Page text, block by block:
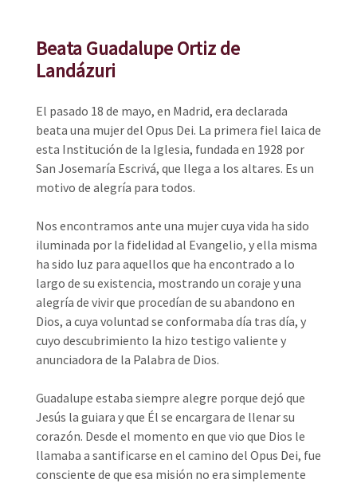
Beata Guadalupe Ortiz de
Landázuri
El pasado 18 de mayo, en Madrid, era declarada
beata una mujer del Opus Dei. La primera fiel laica de
esta Institución de la Iglesia, fundada en 1928 por
San Josemaría Escrivá, que llega a los altares. Es un
motivo de alegría para todos.
Nos encontramos ante una mujer cuya vida ha sido
iluminada por la fidelidad al Evangelio, y ella misma
ha sido luz para aquellos que ha encontrado a lo
largo de su existencia, mostrando un coraje y una
alegría de vivir que procedían de su abandono en
Dios, a cuya voluntad se conformaba día tras día, y
cuyo descubrimiento la hizo testigo valiente y
anunciadora de la Palabra de Dios.
Guadalupe estaba siempre alegre porque dejó que
Jesús la guiara y que Él se encargara de llenar su
corazón. Desde el momento en que vio que Dios le
llamaba a santificarse en el camino del Opus Dei, fue
consciente de que esa misión no era simplemente